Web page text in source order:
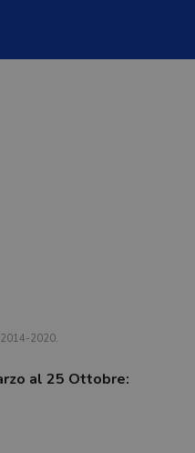
2014-2020.
al 25 Ottobre: